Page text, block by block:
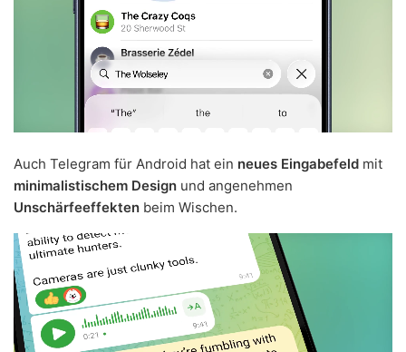
Auch Telegram für Android hat ein neues Eingabefeld mit
minimalistischem Design und angenehmen
Unschärfeeffekten beim Wischen.